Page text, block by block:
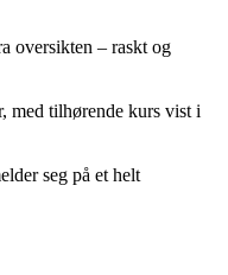
oversikten – raskt og
med tilhørende kurs vist i
seg på et helt